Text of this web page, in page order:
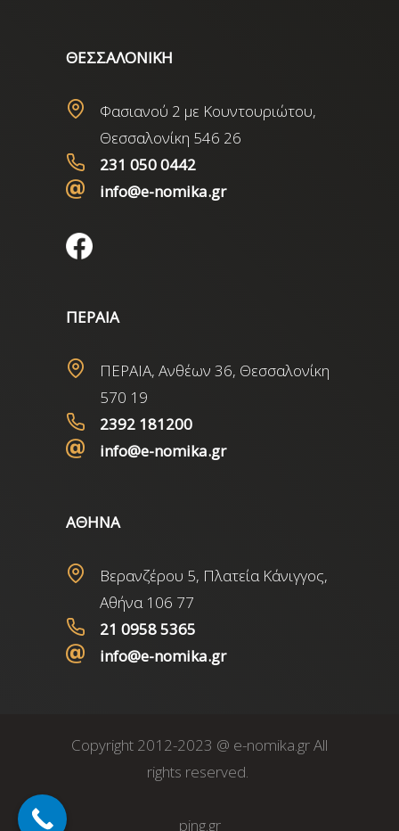
ΘΕΣΣΑΛΟΝΙΚΗ
Φασιανού 2 με Κουντουριώτου,
Θεσσαλονίκη 546 26
231 050 0442
info@e-nomika.gr
ΠΕΡΑΙΑ
ΠΕΡΑΙΑ, Ανθέων 36, Θεσσαλονίκη
570 19
2392 181200
info@e-nomika.gr
ΑΘΗΝΑ
Βερανζέρου 5, Πλατεία Κάνιγγος,
Αθήνα 106 77
21 0958 5365
info@e-nomika.gr
Copyright 2012-2023 @ e-nomika.gr All
rights reserved.
ping.gr